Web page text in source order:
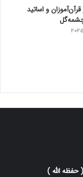
و اساتید
حفظه الله )